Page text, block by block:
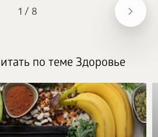
1 / 8
по теме Здоровье